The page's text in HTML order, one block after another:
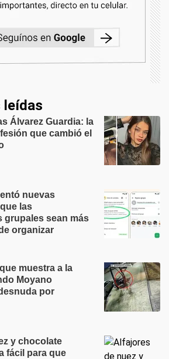
leídas
Álvarez Guardia: la
que cambió el
nuevas
las
grupales sean más
organizar
muestra a la
Moyano
por
y chocolate
fácil para que